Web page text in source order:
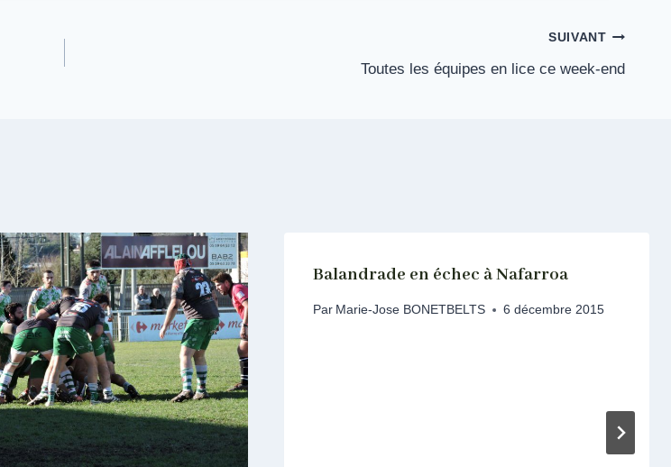
SUIVANT
Toutes les équipes en lice ce week-end
Balandrade en échec à Nafarroa
Par Marie-Jose BONETBELTS 6 décembre 2015